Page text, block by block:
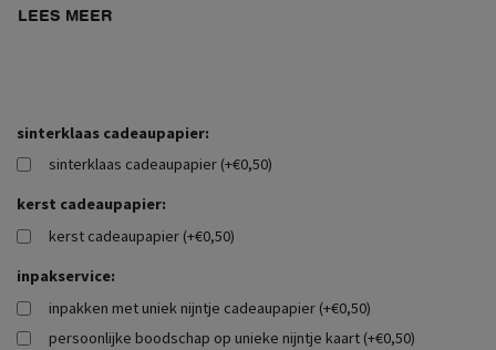
LEES MEER
sinterklaas cadeaupapier:
sinterklaas cadeaupapier (+€0,50)
kerst cadeaupapier:
kerst cadeaupapier (+€0,50)
inpakservice:
inpakken met uniek nijntje cadeaupapier (+€0,50)
persoonlijke boodschap op unieke nijntje kaart (+€0,50)